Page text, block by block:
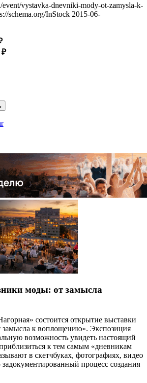
event/vystavka-dnevniki-mody-ot-zamysla-k-
schema.org/InStock 2015-06-
₽
моды: от замысла
состоится открытие выставки
к воплощению». Экспозиция
возможность увидеть настоящий
к тем самым «дневникам
в скетчбуках, фотографиях, видео
задокументированный процесс создания